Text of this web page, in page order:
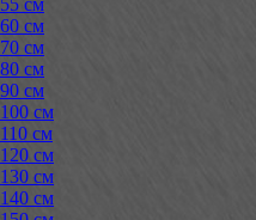
60 см
70 см
80 см
90 см
100 см
110 см
120 см
130 см
140 см